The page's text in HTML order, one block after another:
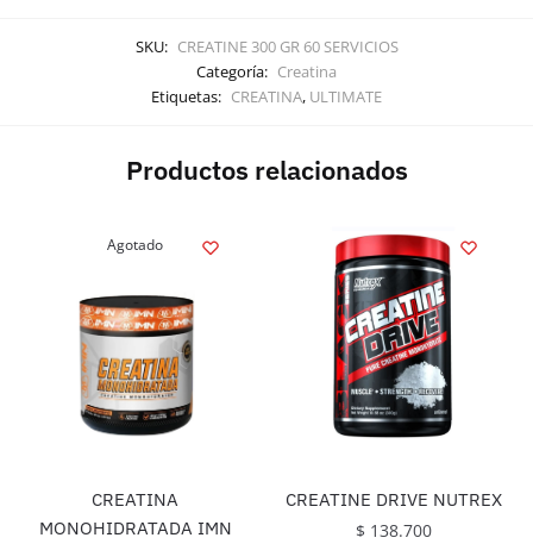
SKU: CREATINE 300 GR 60 SERVICIOS
Categoría: Creatina
Etiquetas: CREATINA, ULTIMATE
Productos relacionados
Agotado
CREATINA
MONOHIDRATADA IMN
CREATINE DRIVE NUTREX
$ 138.700